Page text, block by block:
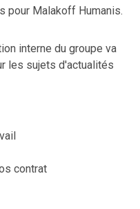
pour Malakoff Humanis.
interne du groupe va
les sujets d'actualités
contrat